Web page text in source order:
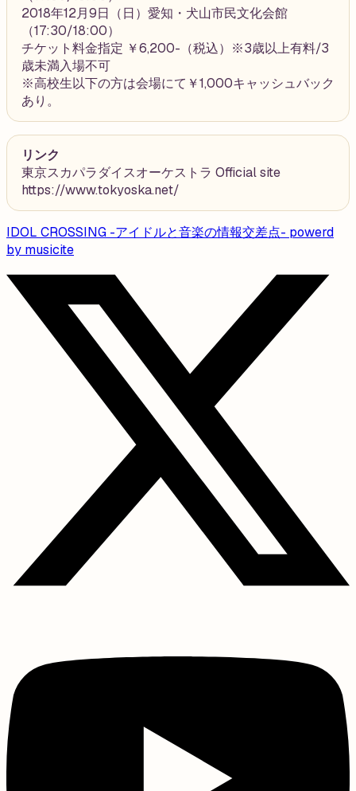
2018年12月9日（日）愛知・犬山市民文化会館
（17:30/18:00）
チケット料金指定 ￥6,200-（税込）※3歳以上有料/3
歳未満入場不可
※高校生以下の方は会場にて￥1,000キャッシュバック
あり。
リンク
東京スカパラダイスオーケストラ Official site
https://www.tokyoska.net/
IDOL CROSSING -アイドルと音楽の情報交差点- powerd
by musicite